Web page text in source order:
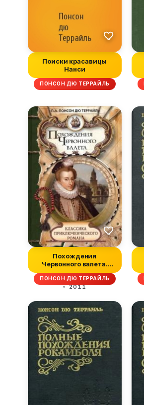
Поиски красавицы
Нанси
ПОНСОН ДЮ ТЕРРАЙЛЬ
Похождения
Червонного валета.
Сокровища гугенотов
ПОНСОН ДЮ ТЕРРАЙЛЬ
2011